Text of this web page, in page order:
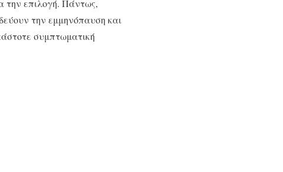
την επιλογή. Πάντως,
την εμμηνόπαυση και
συμπτωματική